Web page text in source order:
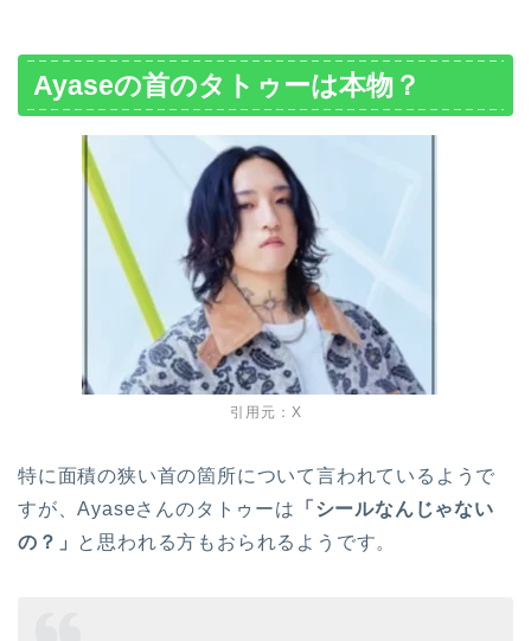
Ayaseの首のタトゥーは本物？
引用元：X
特に面積の狭い首の箇所について言われているようで
すが、Ayaseさんのタトゥーは
「シールなんじゃない
の？」 と思われる方もおられるようです。